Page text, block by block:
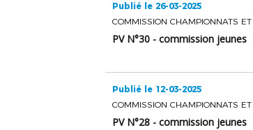
Publié le 26-03-2025
PV N°30 - commission jeunes
Publié le 12-03-2025
PV N°28 - commission jeunes